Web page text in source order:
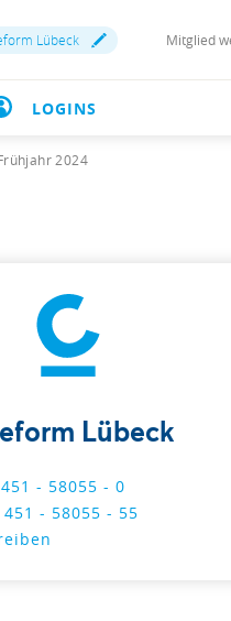
Lübeck Mitglied
LOGINS
2024
Lübeck
- 58055 - 0
451 - 58055 - 55